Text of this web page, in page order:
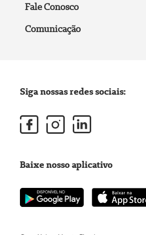
Fale Conosco
Comunicação
Siga nossas redes sociais:
Baixe nosso aplicativo